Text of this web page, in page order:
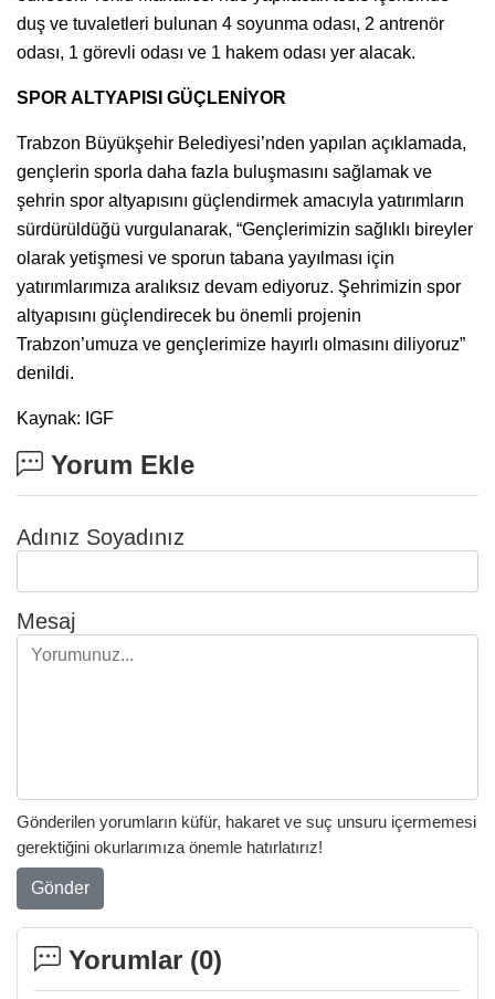
duş ve tuvaletleri bulunan 4 soyunma odası, 2 antrenör
odası, 1 görevli odası ve 1 hakem odası yer alacak.
SPOR ALTYAPISI GÜÇLENİYOR
Trabzon Büyükşehir Belediyesi’nden yapılan açıklamada,
gençlerin sporla daha fazla buluşmasını sağlamak ve
şehrin spor altyapısını güçlendirmek amacıyla yatırımların
sürdürüldüğü vurgulanarak, “Gençlerimizin sağlıklı bireyler
olarak yetişmesi ve sporun tabana yayılması için
yatırımlarımıza aralıksız devam ediyoruz. Şehrimizin spor
altyapısını güçlendirecek bu önemli projenin
Trabzon’umuza ve gençlerimize hayırlı olmasını diliyoruz”
denildi.
Kaynak: IGF
Yorum Ekle
Adınız Soyadınız
Mesaj
Gönderilen yorumların küfür, hakaret ve suç unsuru içermemesi
gerektiğini okurlarımıza önemle hatırlatırız!
Gönder
Yorumlar (0)